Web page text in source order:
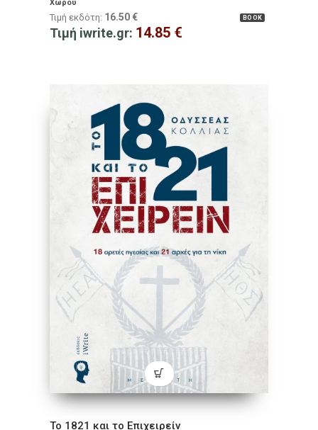
Χώρου
BOOK
Τιμή εκδότη: 16.50 €
Τιμή iwrite.gr: 14.85 €
Το 1821 και το Επιχειρείν